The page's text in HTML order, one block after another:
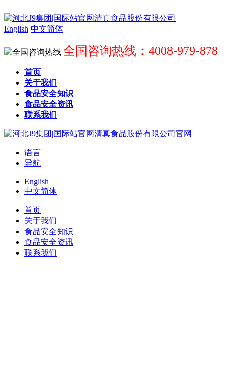
English 中文简体
全国咨询热线：4008-979-878
首页
关于我们
食品安全知识
食品安全资讯
联系我们
语言
导航
English
中文简体
首页
关于我们
食品安全知识
食品安全资讯
联系我们